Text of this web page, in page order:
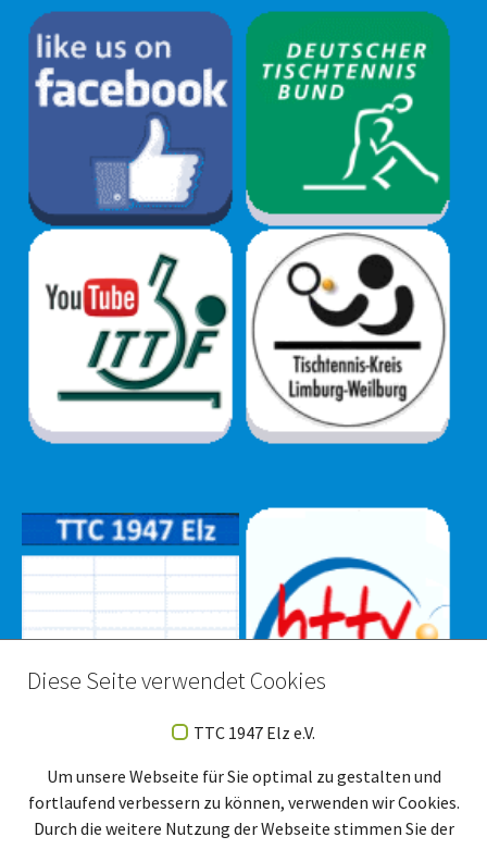
Diese Seite verwendet Cookies
TTC 1947 Elz e.V.
Um unsere Webseite für Sie optimal zu gestalten und
fortlaufend verbessern zu können, verwenden wir Cookies.
Durch die weitere Nutzung der Webseite stimmen Sie der